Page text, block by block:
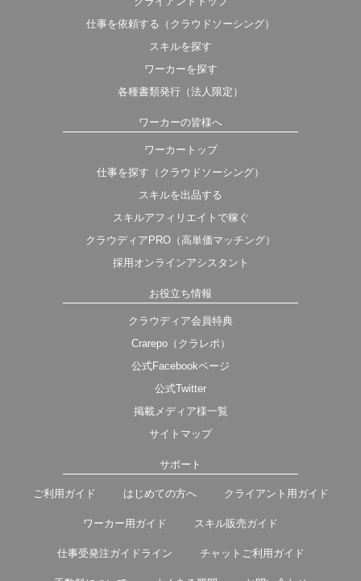
仕事を依頼する（クラウドソーシング）
スキルを探す
ワーカーを探す
各種書類発行（法人限定）
ワーカーの皆様へ
ワーカートップ
仕事を探す（クラウドソーシング）
スキルを出品する
スキルアフィリエイトで稼ぐ
クラウディアPRO（高単価マッチング）
採用オンラインアシスタント
お役立ち情報
クラウディア会員特典
Crarepo（クラレポ）
公式Facebookページ
公式Twitter
掲載メディア様一覧
サイトマップ
サポート
ご利用ガイド はじめての方へ クライアント用ガイド
ワーカー用ガイド スキル販売ガイド
仕事受発注ガイドライン チャットご利用ガイド